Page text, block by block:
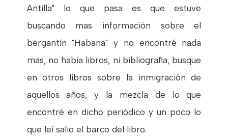
Antilla" lo que pasa es que estuve
buscando mas información sobre el
bergantín "Habana" y no encontré nada
mas, no había libros, ni bibliografia, busque
en otros libros sobre la inmigración de
aquellos años, y la mezcla de lo que
encontré en dicho periódico y un poco lo
que leí salio el barco del libro.